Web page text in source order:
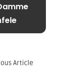
Article